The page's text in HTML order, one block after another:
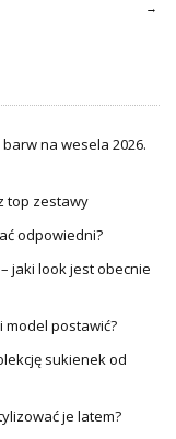
→
na wesela 2026.
top zestawy
odpowiedni?
jaki look jest obecnie
model postawić?
sukienek od
je latem?